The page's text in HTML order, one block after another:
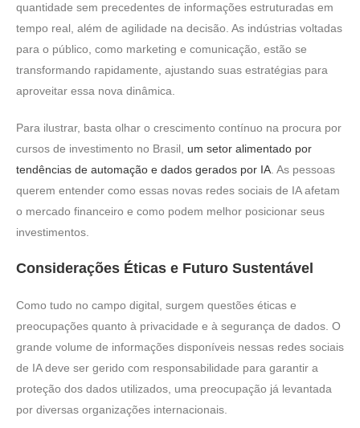
quantidade sem precedentes de informações estruturadas em
tempo real, além de agilidade na decisão. As indústrias voltadas
para o público, como marketing e comunicação, estão se
transformando rapidamente, ajustando suas estratégias para
aproveitar essa nova dinâmica.
Para ilustrar, basta olhar o crescimento contínuo na procura por
cursos de investimento no Brasil, um setor alimentado por
tendências de automação e dados gerados por IA . As pessoas
querem entender como essas novas redes sociais de IA afetam
o mercado financeiro e como podem melhor posicionar seus
investimentos.
Considerações Éticas e Futuro Sustentável
Como tudo no campo digital, surgem questões éticas e
preocupações quanto à privacidade e à segurança de dados. O
grande volume de informações disponíveis nessas redes sociais
de IA deve ser gerido com responsabilidade para garantir a
proteção dos dados utilizados, uma preocupação já levantada
por diversas organizações internacionais.